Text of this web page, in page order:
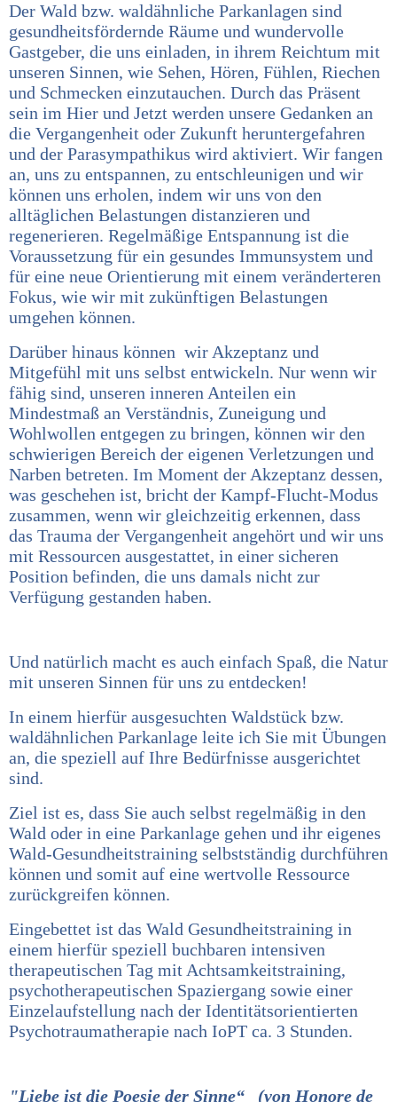
Der Wald bzw. waldähnliche Parkanlagen sind
gesundheitsfördernde Räume und wundervolle
Gastgeber, die uns einladen, in ihrem Reichtum mit
unseren Sinnen, wie Sehen, Hören, Fühlen, Riechen
und Schmecken einzutauchen. Durch das Präsent
sein im Hier und Jetzt werden unsere Gedanken an
die Vergangenheit oder Zukunft heruntergefahren
und der Parasympathikus wird aktiviert. Wir fangen
an, uns zu entspannen, zu entschleunigen und wir
können uns erholen, indem wir uns von den
alltäglichen Belastungen distanzieren und
regenerieren. Regelmäßige Entspannung ist die
Voraussetzung für ein gesundes Immunsystem und
für eine neue Orientierung mit einem veränderteren
Fokus, wie wir mit zukünftigen Belastungen
umgehen können.
Darüber hinaus können wir Akzeptanz und
Mitgefühl mit uns selbst entwickeln. Nur wenn wir
fähig sind, unseren inneren Anteilen ein
Mindestmaß an Verständnis, Zuneigung und
Wohlwollen entgegen zu bringen, können wir den
schwierigen Bereich der eigenen Verletzungen und
Narben betreten. Im Moment der Akzeptanz dessen,
was geschehen ist, bricht der Kampf-Flucht-Modus
zusammen, wenn wir gleichzeitig erkennen, dass
das Trauma der Vergangenheit angehört und wir uns
mit Ressourcen ausgestattet, in einer sicheren
Position befinden, die uns damals nicht zur
Verfügung gestanden haben.
Und natürlich macht es auch einfach Spaß, die Natur
mit unseren Sinnen für uns zu entdecken!
In einem hierfür ausgesuchten Waldstück bzw.
waldähnlichen Parkanlage leite ich Sie mit Übungen
an, die speziell auf Ihre Bedürfnisse ausgerichtet
sind.
Ziel ist es, dass Sie auch selbst regelmäßig in den
Wald oder in eine Parkanlage gehen und ihr eigenes
Wald-Gesundheitstraining selbstständig durchführen
können und somit auf eine wertvolle Ressource
zurückgreifen können.
Eingebettet ist das Wald Gesundheitstraining in
einem hierfür speziell buchbaren intensiven
therapeutischen Tag mit Achtsamkeitstraining,
psychotherapeutischen Spaziergang sowie einer
Einzelaufstellung nach der Identitätsorientierten
Psychotraumatherapie nach IoPT ca. 3 Stunden.
"Liebe ist die Poesie der Sinne“ (von Honore de